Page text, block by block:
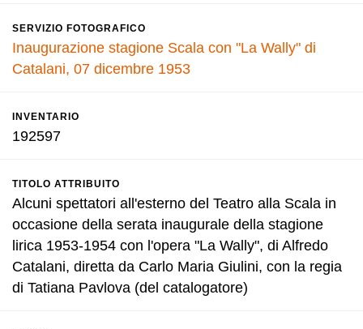
SERVIZIO FOTOGRAFICO
Inaugurazione stagione Scala con "La Wally" di
Catalani, 07 dicembre 1953
INVENTARIO
192597
TITOLO ATTRIBUITO
Alcuni spettatori all'esterno del Teatro alla Scala in
occasione della serata inaugurale della stagione
lirica 1953-1954 con l'opera "La Wally", di Alfredo
Catalani, diretta da Carlo Maria Giulini, con la regia
di Tatiana Pavlova (del catalogatore)